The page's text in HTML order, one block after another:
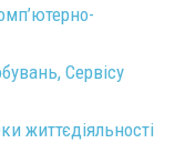
Сервісу
життєдіяльності